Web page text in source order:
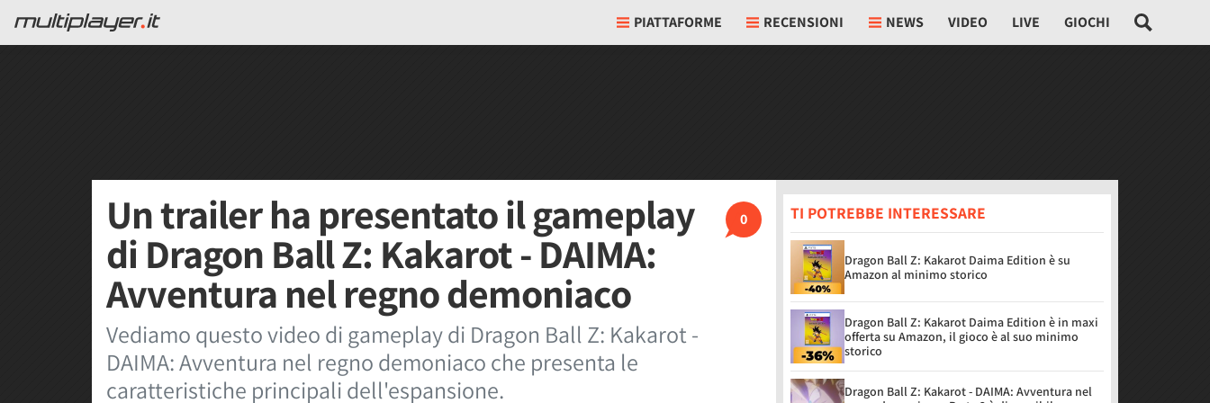
PIATTAFORME RECENSIONI NEWS VIDEO LIVE GIOCHI
0
Un trailer ha presentato il gameplay
di Dragon Ball Z: Kakarot - DAIMA:
Avventura nel regno demoniaco
Vediamo questo video di gameplay di Dragon Ball Z: Kakarot -
DAIMA: Avventura nel regno demoniaco che presenta le
caratteristiche principali dell'espansione.
TI POTREBBE INTERESSARE
Dragon Ball Z: Kakarot Daima Edition è su
Amazon al minimo storico
Dragon Ball Z: Kakarot Daima Edition è in maxi
offerta su Amazon, il gioco è al suo minimo
storico
Dragon Ball Z: Kakarot - DAIMA: Avventura nel